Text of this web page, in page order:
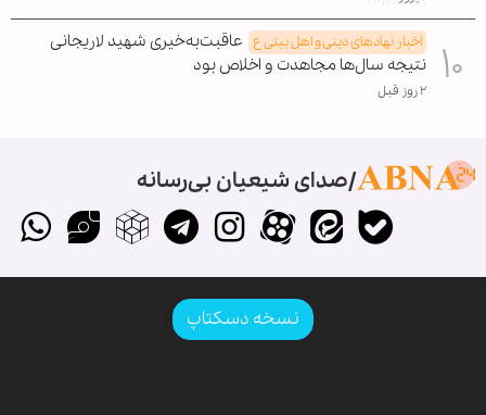
اخبار نهادهای دینی و اهل بیتی ع عاقبت‌به‌خیری شهید لاریجانی
نتیجه سال‌ها مجاهدت و اخلاص بود
۲ روز قبل
صدای شیعیان بی‌رسانه
نسخه دسکتاپ